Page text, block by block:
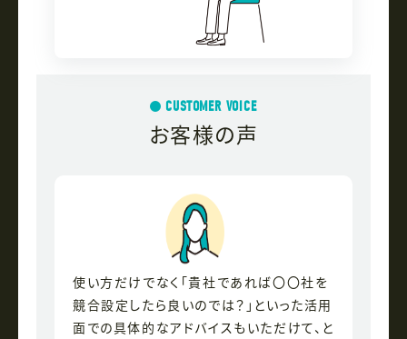
CUSTOMER VOICE
お客様の声
使い方だけでなく「貴社であれば〇〇社を
競合設定したら良いのでは？」といった活用
面での具体的なアドバイスもいただけて、と